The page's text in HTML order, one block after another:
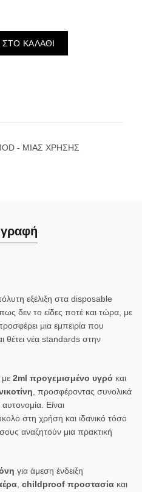
ΚΑΛΆΘΙ
- ΜΙΑΣ ΧΡΗΣΗΣ
εξέλιξη στα disposable
δεν το είδες ποτέ και τώρα, με
μια εμπειρία που
θέτει νέα standards στην
2ml προγεμισμένο υγρό και
, προσφέροντας συνολικά
αυτονομία. Είναι
στη χρήση και ιδανικό τόσο
αναζητούν μια πρακτική
για άμεση ένδειξη
childproof προστασία και